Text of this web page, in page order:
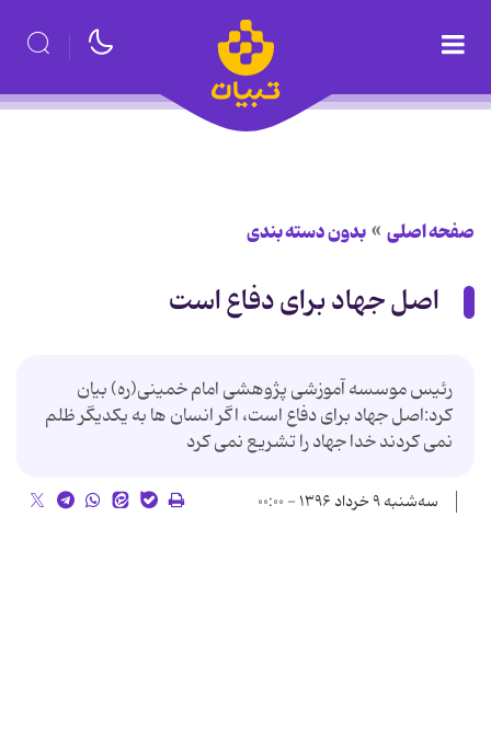
صفحه اصلی بدون دسته بندی
اصل جهاد برای دفاع است
رئیس موسسه آموزشی پژوهشی امام خمینی(ره) بیان
کرد:اصل جهاد برای دفاع است، اگر انسان ها به یکدیگر ظلم
نمی کردند خدا جهاد را تشریع نمی کرد
سه‌شنبه ۹ خرداد ۱۳۹۶ - ۰۰:۰۰